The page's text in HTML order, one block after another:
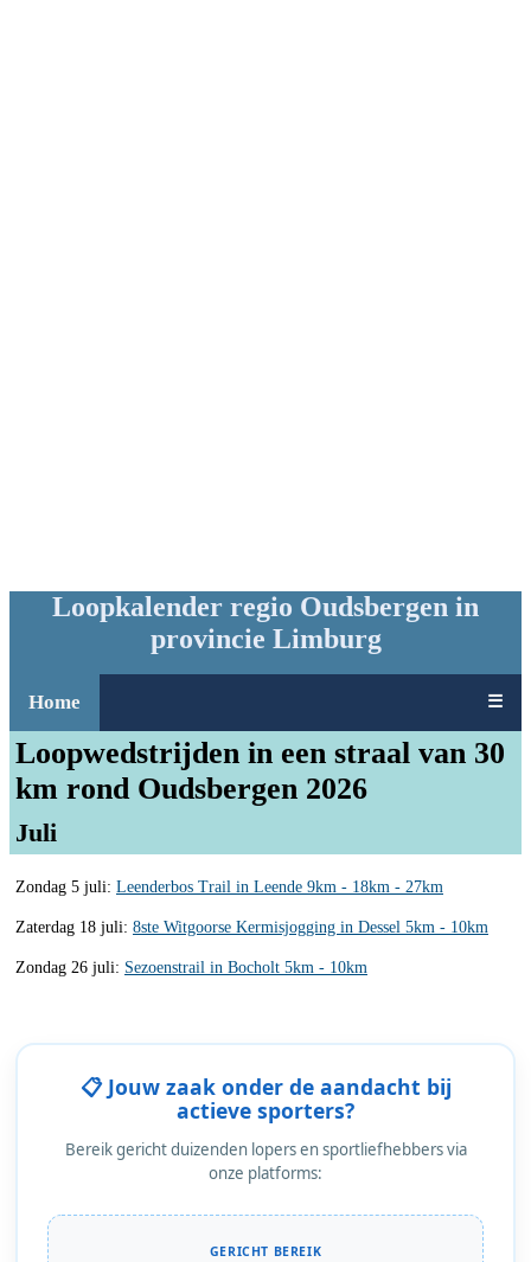
Loopkalender regio Oudsbergen in
provincie Limburg
Home ☰
Loopwedstrijden in een straal van 30
km rond Oudsbergen 2026
Juli
Zondag 5 juli: Leenderbos Trail in Leende 9km - 18km - 27km
Zaterdag 18 juli: 8ste Witgoorse Kermisjogging in Dessel 5km - 10km
Zondag 26 juli: Sezoenstrail in Bocholt 5km - 10km
📋 Jouw zaak onder de aandacht bij
actieve sporters?
Bereik gericht duizenden lopers en sportliefhebbers via
onze platforms:
GERICHT BEREIK